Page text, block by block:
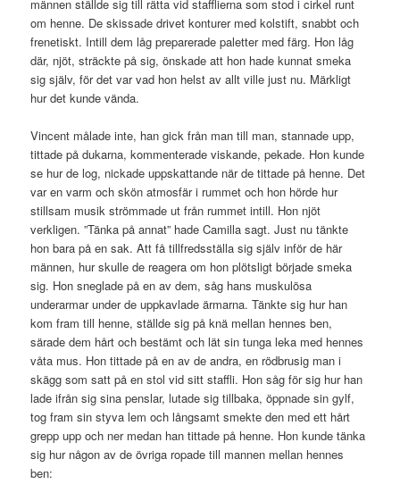
männen ställde sig till rätta vid stafflierna som stod i cirkel runt
om henne. De skissade drivet konturer med kolstift, snabbt och
frenetiskt. Intill dem låg preparerade paletter med färg. Hon låg
där, njöt, sträckte på sig, önskade att hon hade kunnat smeka
sig själv, för det var vad hon helst av allt ville just nu. Märkligt
hur det kunde vända.
Vincent målade inte, han gick från man till man, stannade upp,
tittade på dukarna, kommenterade viskande, pekade. Hon kunde
se hur de log, nickade uppskattande när de tittade på henne. Det
var en varm och skön atmosfär i rummet och hon hörde hur
stillsam musik strömmade ut från rummet intill. Hon njöt
verkligen. ”Tänka på annat” hade Camilla sagt. Just nu tänkte
hon bara på en sak. Att få tillfredsställa sig själv inför de här
männen, hur skulle de reagera om hon plötsligt började smeka
sig. Hon sneglade på en av dem, såg hans muskulösa
underarmar under de uppkavlade ärmarna. Tänkte sig hur han
kom fram till henne, ställde sig på knä mellan hennes ben,
särade dem hårt och bestämt och lät sin tunga leka med hennes
våta mus. Hon tittade på en av de andra, en rödbrusig man i
skägg som satt på en stol vid sitt staffli. Hon såg för sig hur han
lade ifrån sig sina penslar, lutade sig tillbaka, öppnade sin gylf,
tog fram sin styva lem och långsamt smekte den med ett hårt
grepp upp och ner medan han tittade på henne. Hon kunde tänka
sig hur någon av de övriga ropade till mannen mellan hennes
ben: